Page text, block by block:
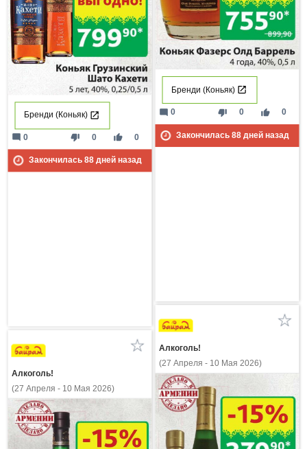
Бренди (Коньяк)
thumb_down 0 thumb_up 0
mode_comment 0
Закончилась 88дней назад
Бренди (Коньяк)
thumb_down 0 thumb_up 0
mode_comment 0
Закончилась 88дней назад
Алкоголь!
(27 Апреля - 10 Мая 2026)
Алкоголь!
(27 Апреля - 10 Мая 2026)